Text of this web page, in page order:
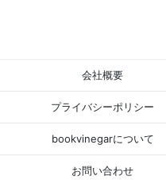
会社概要
プライバシーポリシー
bookvinegarについて
お問い合わせ